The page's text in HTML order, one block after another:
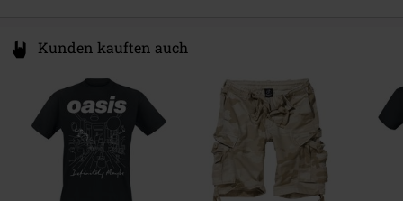
Kunden kauften auch